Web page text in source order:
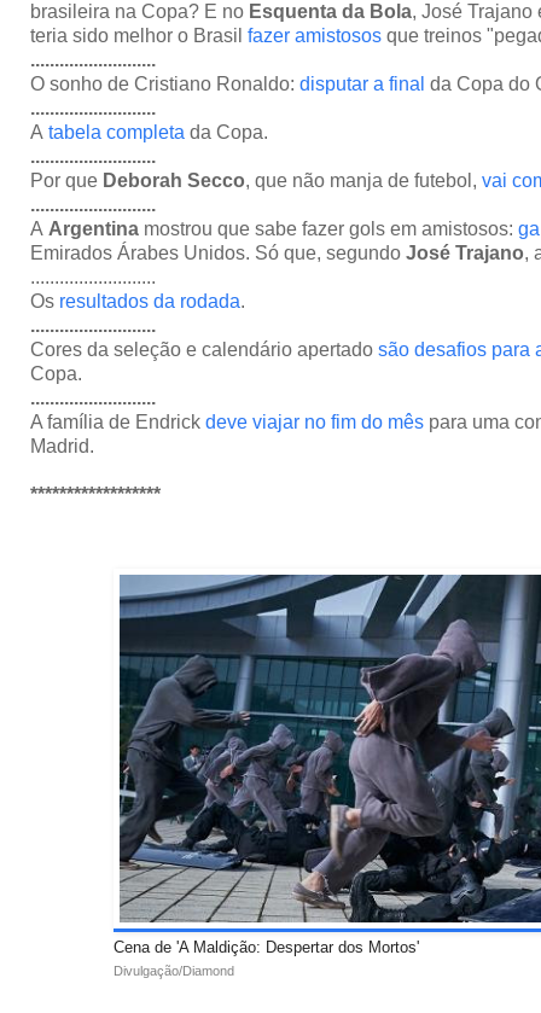
brasileira na Copa? E no Esquenta da Bola, José Trajano
teria sido melhor o Brasil fazer amistosos que treinos
..........................
O sonho de Cristiano Ronaldo: disputar a final da Copa do
..........................
A tabela completa da Copa.
..........................
Por que Deborah Secco, que não manja de futebol, vai
..........................
A Argentina mostrou que sabe fazer gols em amistosos:
Emirados Árabes Unidos. Só que, segundo José Trajano,
..........................
Os resultados da rodada.
..........................
Cores da seleção e calendário apertado são desafios para
Copa.
..........................
A família de Endrick deve viajar no fim do mês para uma
Madrid.
******************
Cena de 'A Maldição: Despertar dos Mortos'
Divulgação/Diamond